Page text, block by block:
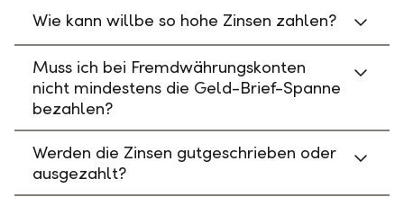
Wie kann willbe so hohe Zinsen zahlen?
Muss ich bei Fremdwährungskonten
nicht mindestens die Geld-Brief-Spanne
bezahlen?
Werden die Zinsen gutgeschrieben oder
ausgezahlt?